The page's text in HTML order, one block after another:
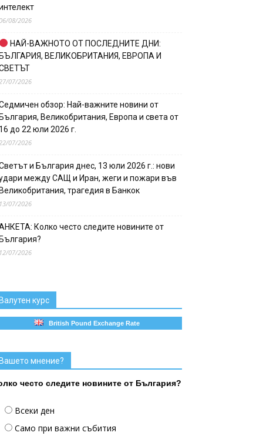
08/2026
НАЙ-ВАЖНОТО ОТ ПОСЛЕДНИТЕ ДНИ:
ВЕЛИКОБРИТАНИЯ, ЕВРОПА И
07/2026
обзор: Най-важните новини от
Великобритания, Европа и света от
до 22 юли 2026 г.
07/2026
и България днес, 13 юли 2026 г.: нови
между САЩ и Иран, жеги и пожари във
трагедия в Банкок
07/2026
Колко често следите новините от
07/2026
курс
British Pound Exchange Rate
мнение?
често следите новините от България?
Всеки ден
Само при важни събития